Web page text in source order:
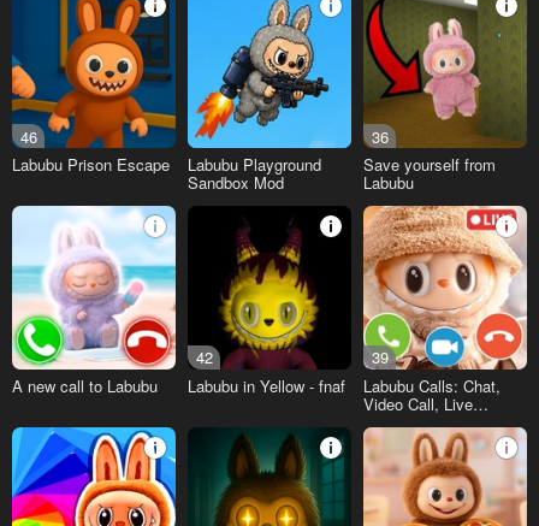
46
Labubu Prison Escape
Labubu Playground
Sandbox Mod
36
Save yourself from
Labubu
A new call to Labubu
42
Labubu in Yellow - fnaf
39
Labubu Calls: Chat,
Video Call, Live